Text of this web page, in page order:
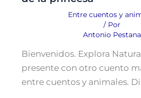
Entre cuentos y
/ Por
Antonio Pestana
Bienvenidos. Explora
presente con otro cuento
entre cuentos y animales.